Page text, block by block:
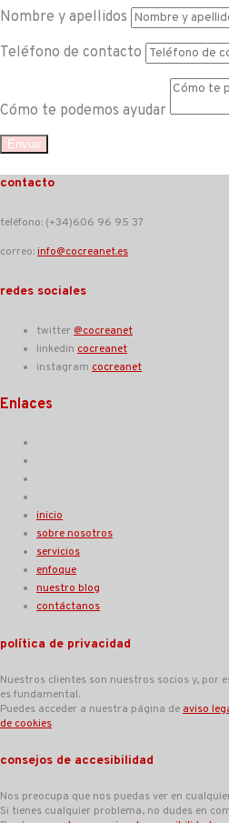
Nombre y apellidos
Teléfono de contacto
Cómo te podemos ayudar
Enviar
contacto
teléfono: (+34)606 96 95 37
correo:info@cocreanet.es
redes sociales
twitter @cocreanet
linkedin cocreanet
instagram cocreanet
Enlaces
inicio
sobre nosotros
servicios
enfoque
nuestro blog
contáctanos
política de privacidad
Nuestros clientes son nuestros socios y, por
es fundamental.
Puedes acceder a nuestra página deaviso
de cookies
consejos de accesibilidad
Nos preocupa que nos puedas ver en
Si tienes cualquier problema, no dudes en